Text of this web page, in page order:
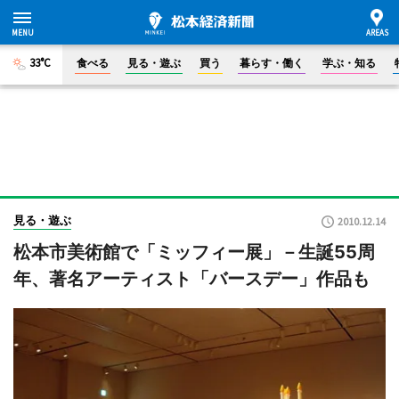
33°C 食べる 見る・遊ぶ 買う 暮らす・働く 学ぶ・知る
見る・遊ぶ 2010.12.14
松本市美術館で「ミッフィー展」－生誕55周
年、著名アーティスト「バースデー」作品も